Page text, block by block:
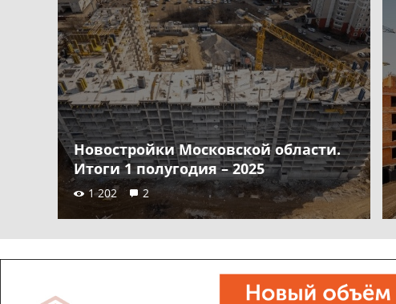
Новостройки Московской области.
Итоги 1 полугодия – 2025
1 202 2